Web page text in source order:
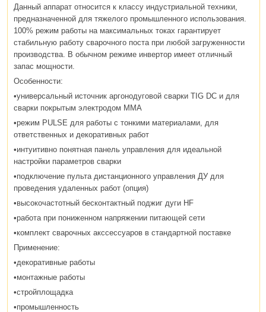
Данный аппарат относится к классу индустриальной техники,
предназначенной для тяжелого промышленного использования.
100% режим работы на максимальных токах гарантирует
стабильную работу сварочного поста при любой загруженности
производства. В обычном режиме инвертор имеет отличный
запас мощности.
Особенности:
•универсальный источник аргонодуговой сварки TIG DC и для
сварки покрытым электродом MMA
•режим PULSE для работы с тонкими материалами, для
ответственных и декоративных работ
•интуитивно понятная панель управления для идеальной
настройки параметров сварки
•подключение пульта дистанционного управления ДУ для
проведения удаленных работ (опция)
•высокочастотный бесконтактный поджиг дуги HF
•работа при пониженном напряжении питающей сети
•комплект сварочных акссессуаров в стандартной поставке
Применение:
•декоративные работы
•монтажные работы
•стройплощадка
•промышленность